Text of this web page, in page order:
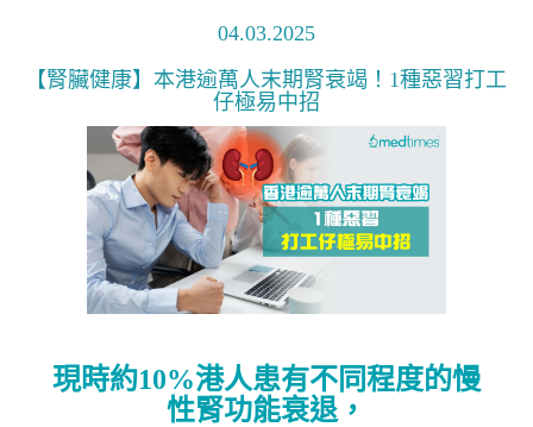
04.03.2025
【腎臟健康】本港逾萬人末期腎衰竭！1種惡習打工
仔極易中招
現時約10%港人患有不同程度的慢
性腎功能衰退，